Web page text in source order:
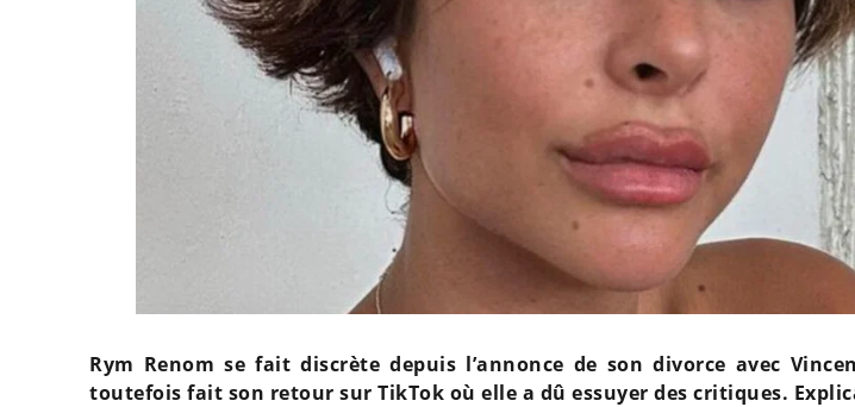
Rym Renom se fait discrète depuis l’annonce de son divorce avec
toutefois fait son retour sur TikTok où elle a dû essuyer des critiques.